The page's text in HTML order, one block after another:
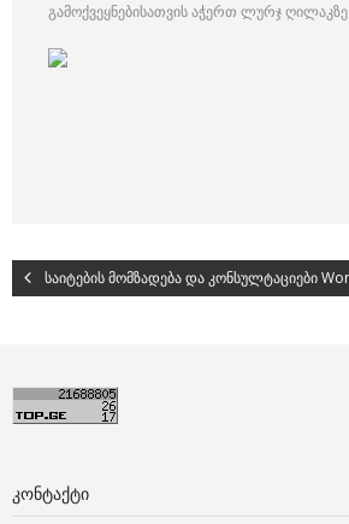
გამოქვეყნებისათვის აჭერთ ლურჯ ღილაკზე
საიტების მომზადება და კონსულტაციები
ᲙᲝᲜᲢᲐᲥᲢᲘ